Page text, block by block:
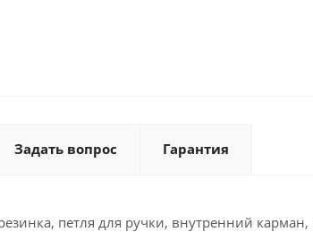
Задать вопрос Гарантия
петля для ручки, внутренний